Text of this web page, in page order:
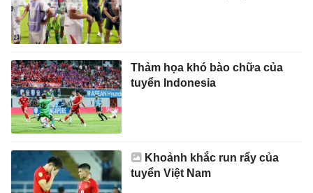
Thảm họa khó bào chữa của
tuyển Indonesia
Khoảnh khắc run rẩy của
tuyển Việt Nam